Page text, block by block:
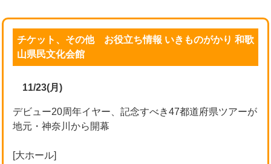
チケット、その他 お役立ち情報 いきものがかり 和歌
山県民文化会館
11/23(月)
デビュー20周年イヤー、記念すべき47都道府県ツアーが
地元・神奈川から開幕
[大ホール]